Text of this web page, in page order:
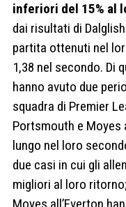
inferiori del 15% al
dai risultati di
partita ottenuti nel
1,38 nel secondo. Di
hanno avuto due
squadra di Premier
Portsmouth e Moyes
lungo nel loro
due casi in cui gli
migliori al loro